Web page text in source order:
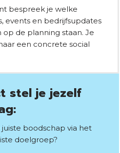
bespreek je welke
events en bedrijfsupdates
de planning staan. Je
een concrete social
stel je jezelf
boodschap via het
doelgroep?